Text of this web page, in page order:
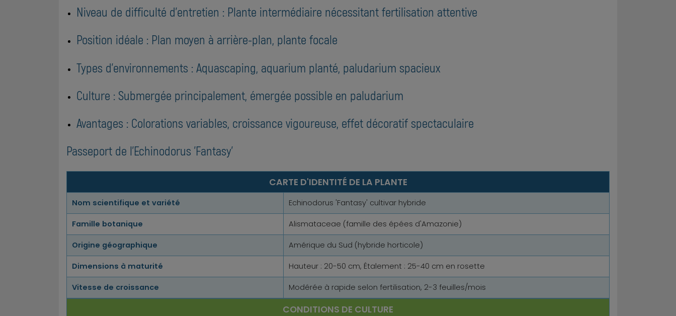
Niveau de difficulté d'entretien : Plante intermédiaire nécessitant fertilisation attentive
Position idéale : Plan moyen à arrière-plan, plante focale
Types d'environnements : Aquascaping, aquarium planté, paludarium spacieux
Culture : Submergée principalement, émergée possible en paludarium
Avantages : Colorations variables, croissance vigoureuse, effet décoratif spectaculaire
Passeport de l'Echinodorus 'Fantasy'
CARTE D'IDENTITÉ DE LA PLANTE
Nom scientifique et variété Echinodorus 'Fantasy' cultivar hybride
Famille botanique Alismataceae (famille des épées d'Amazonie)
Origine géographique Amérique du Sud (hybride horticole)
Dimensions à maturité Hauteur : 20-50 cm, Étalement : 25-40 cm en rosette
Vitesse de croissance Modérée à rapide selon fertilisation, 2-3 feuilles/mois
CONDITIONS DE CULTURE